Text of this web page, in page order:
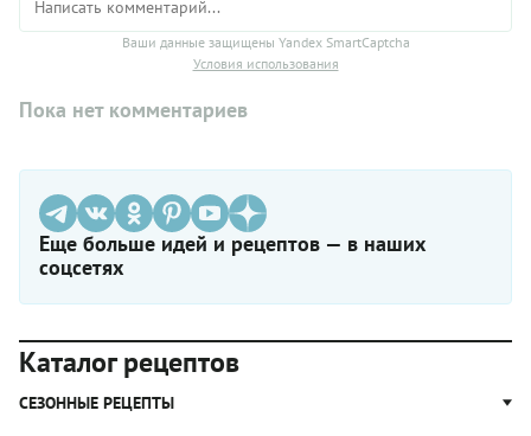
Ваши данные защищены Yandex SmartCaptcha
Условия использования
Пока нет комментариев
Еще больше идей и рецептов — в наших
соцсетях
Каталог рецептов
СЕЗОННЫЕ РЕЦЕПТЫ